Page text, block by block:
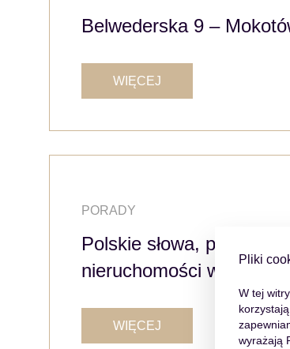
Belwederska 9 –
WIĘCEJ
PORADY
Polskie słowa, przydane
nieruchomości w Polsce!
WIĘCEJ
Pliki
W tej
wyrażają